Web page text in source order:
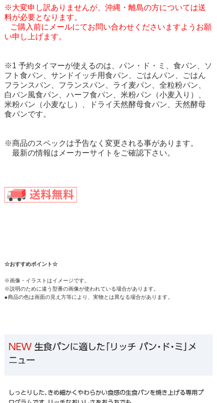
※大変申し訳ありませんが、沖縄・離島の方については送
料が必要となります。
ご購入前にメールにてお問い合わせくださいますようお願
い申し上げます。
※1 予約タイマーが使えるのは、パン・ド・ミ、食パン、ソ
フト食パン、サンドイッチ用食パン、ごはんパン、ごはん
フランスパン、フランスパン、ライ麦パン、全粒粉パン、
白パン風食パン、ハーフ食パン、米粉パン（小麦入り）、
米粉パン（小麦なし）、ドライ天然酵母食パン、天然酵母
食パンです。
※商品のスペックは予告なく変更される事があります。
最新の情報はメーカーサイトをご確認下さい。
☆おすすめポイント☆
※画像・イラストはイメージです。
※説明のために違う型番の画像が使われている場合があります。
●商品の色は画面の見え方等により、実物とは異なる場合があります。